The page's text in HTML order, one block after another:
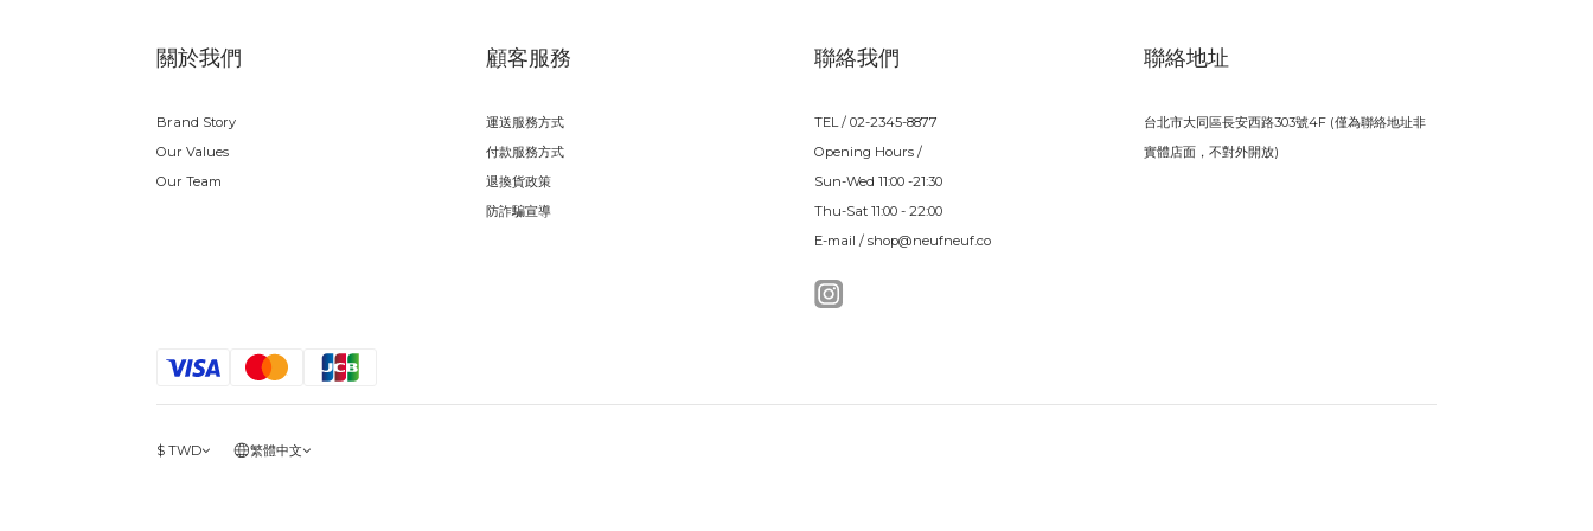
關於我們
Brand Story
Our Values
Our Team
顧客服務
運送服務方式
付款服務方式
退換貨政策
防詐騙宣導
聯絡我們
TEL / 02-2345-8877
Opening Hours /
Sun-Wed 11:00 -21:30
Thu-Sat 11:00 - 22:00
E-mail / shop@neufneuf.co
聯絡地址
台北市大同區長安西路303號4F (僅為聯絡地址非
實體店面，不對外開放)
$ TWD 繁體中文